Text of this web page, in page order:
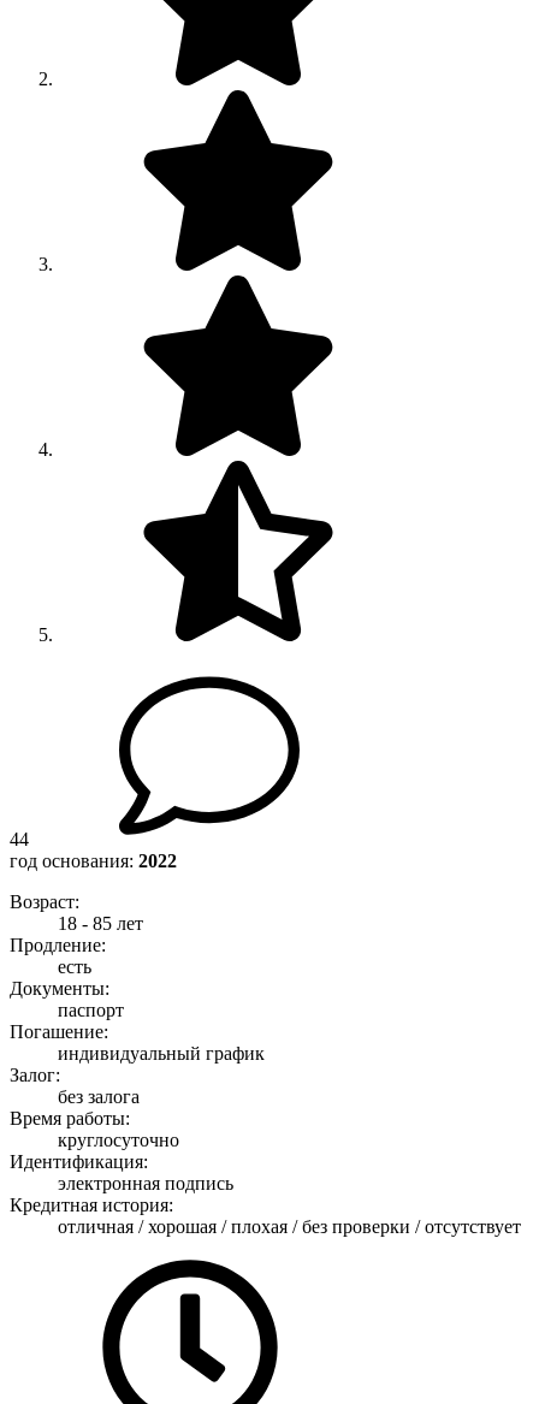
44
год основания: 2022
Возраст:
18 - 85 лет
Продление:
есть
Документы:
паспорт
Погашение:
индивидуальный график
Залог:
без залога
Время работы:
круглосуточно
Идентификация:
электронная подпись
Кредитная история:
отличная / хорошая / плохая / без проверки / отсутствует